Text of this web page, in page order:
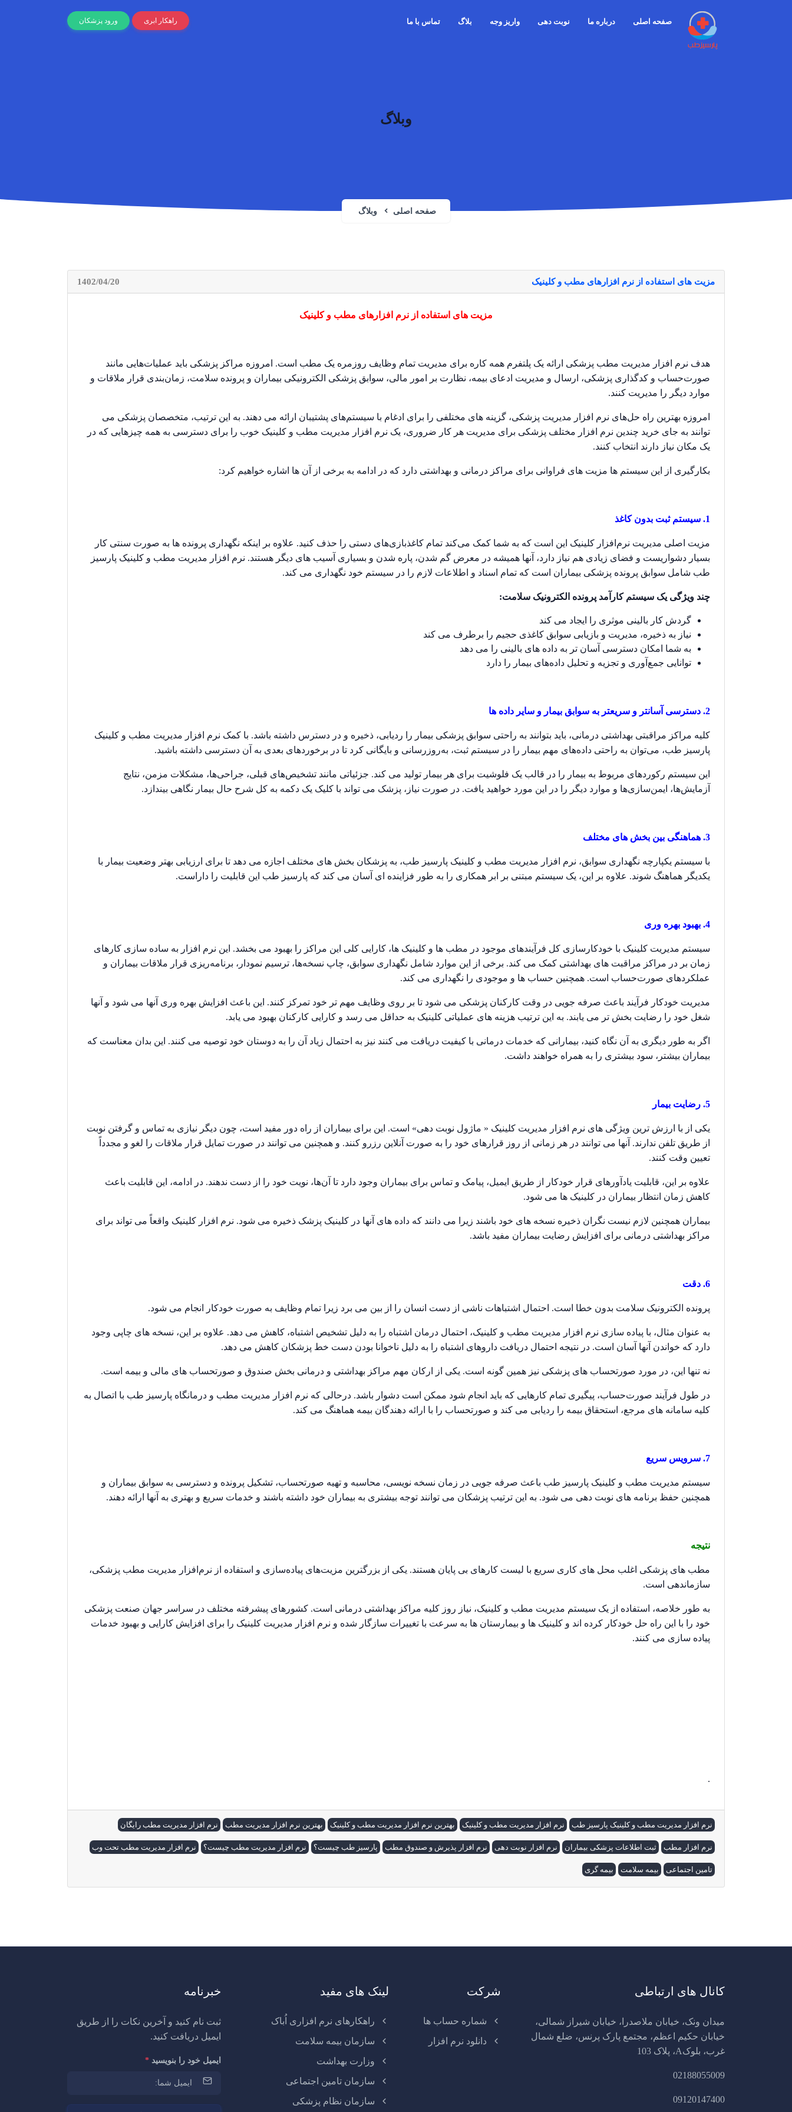
راهکار ابری ورود پزشکان صفحه اصلی درباره ما نوبت دهی واریز وجه بلاگ تماس با ما
وبلاگ
صفحه اصلی وبلاگ
مزیت های استفاده از نرم افزارهای مطب و کلینیک 1402/04/20
مزیت های استفاده از نرم افزارهای مطب و کلینیک
هدف نرم افزار مدیریت مطب پزشکی ارائه یک پلتفرم همه کاره برای مدیریت تمام وظایف روزمره یک مطب است. امروزه مراکز پزشکی باید عملیات‌هایی مانند
صورت‌حساب و کدگذاری پزشکی، ارسال و مدیریت ادعای بیمه، نظارت بر امور مالی، سوابق پزشکی الکترونیکی بیماران و پرونده سلامت، زمان‌بندی قرار ملاقات و
موارد دیگر را مدیریت کنند.
امروزه بهترین راه حل‌های نرم افزار مدیریت پزشکی، گزینه های مختلفی را برای ادغام با سیستم‌های پشتیبان ارائه می دهند. به این ترتیب، متخصصان پزشکی می
توانند به جای خرید چندین نرم افزار مختلف پزشکی برای مدیریت هر کار ضروری، یک نرم افزار مدیریت مطب و کلینیک خوب را برای دسترسی به همه چیزهایی که در
یک مکان نیاز دارند انتخاب کنند.
بکارگیری از این سیستم ها مزیت های فراوانی برای مراکز درمانی و بهداشتی دارد که در ادامه به برخی از آن ها اشاره خواهیم کرد:
1. سیستم ثبت بدون کاغذ
مزیت اصلی مدیریت نرم‌افزار کلینیک این است که به شما کمک می‌کند تمام کاغذبازی‌های دستی را حذف کنید. علاوه بر اینکه نگهداری پرونده ها به صورت سنتی کار
بسیار دشواریست و فضای زیادی هم نیاز دارد، آنها همیشه در معرض گم شدن، پاره شدن و بسیاری آسیب های دیگر هستند. نرم افزار مدیریت مطب و کلینیک پارسیز
طب شامل سوابق پرونده پزشکی بیماران است که تمام اسناد و اطلاعات لازم را در سیستم خود نگهداری می کند.
چند ویژگی یک سیستم کارآمد پرونده الکترونیک سلامت:
گردش کار بالینی موثری را ایجاد می کند
نیاز به ذخیره، مدیریت و بازیابی سوابق کاغذی حجیم را برطرف می کند
به شما امکان دسترسی آسان تر به داده های بالینی را می دهد
توانایی جمع‌آوری و تجزیه و تحلیل داده‌های بیمار را دارد
2. دسترسی آسانتر و سریعتر به سوابق بیمار و سایر داده ها
کلیه مراکز مراقبتی بهداشتی درمانی، باید بتوانند به راحتی سوابق پزشکی بیمار را ردیابی، ذخیره و در دسترس داشته باشد. با کمک نرم افزار مدیریت مطب و کلینیک
پارسیز طب، می‌توان به راحتی داده‌های مهم بیمار را در سیستم ثبت، به‌روزرسانی و بایگانی کرد تا در برخوردهای بعدی به آن دسترسی داشته باشید.
این سیستم رکوردهای مربوط به بیمار را در قالب یک فلوشیت برای هر بیمار تولید می کند. جزئیاتی مانند تشخیص‌های قبلی، جراحی‌ها، مشکلات مزمن، نتایج
آزمایش‌ها، ایمن‌سازی‌ها و موارد دیگر را در این مورد خواهید یافت. در صورت نیاز، پزشک می تواند با کلیک یک دکمه به کل شرح حال بیمار نگاهی بیندازد.
3. هماهنگی بین بخش های مختلف
با سیستم یکپارچه نگهداری سوابق، نرم افزار مدیریت مطب و کلینیک پارسیز طب، به پزشکان بخش های مختلف اجازه می دهد تا برای ارزیابی بهتر وضعیت بیمار با
یکدیگر هماهنگ شوند. علاوه بر این، یک سیستم مبتنی بر ابر همکاری را به طور فزاینده ای آسان می کند که پارسیز طب این قابلیت را داراست.
4. بهبود بهره وری
سیستم مدیریت کلینیک با خودکارسازی کل فرآیندهای موجود در مطب ها و کلینیک ها، کارایی کلی این مراکز را بهبود می بخشد. این نرم افزار به ساده سازی کارهای
زمان بر در مراکز مراقبت های بهداشتی کمک می کند. برخی از این موارد شامل نگهداری سوابق، چاپ نسخه‌ها، ترسیم نمودار، برنامه‌ریزی قرار ملاقات بیماران و
عملکردهای صورت‌حساب است. همچنین حساب ها و موجودی را نگهداری می کند.
مدیریت خودکار فرآیند باعث صرفه جویی در وقت کارکنان پزشکی می شود تا بر روی وظایف مهم تر خود تمرکز کنند. این باعث افزایش بهره وری آنها می شود و آنها
شغل خود را رضایت بخش تر می یابند. به این ترتیب هزینه های عملیاتی کلینیک به حداقل می رسد و کارایی کارکنان بهبود می یابد.
اگر به طور دیگری به آن نگاه کنید، بیمارانی که خدمات درمانی با کیفیت دریافت می کنند نیز به احتمال زیاد آن را به دوستان خود توصیه می کنند. این بدان معناست که
بیماران بیشتر، سود بیشتری را به همراه خواهند داشت.
5. رضایت بیمار
یکی از با ارزش ترین ویژگی های نرم افزار مدیریت کلینیک « ماژول نوبت دهی» است. این برای بیماران از راه دور مفید است، چون دیگر نیازی به تماس و گرفتن نوبت
از طریق تلفن ندارند. آنها می توانند در هر زمانی از روز قرارهای خود را به صورت آنلاین رزرو کنند. و همچنین می توانند در صورت تمایل قرار ملاقات را لغو و مجدداً
تعیین وقت کنند.
علاوه بر این، قابلیت یادآورهای قرار خودکار از طریق ایمیل، پیامک و تماس برای بیماران وجود دارد تا آن‌ها، نویت خود را از دست ندهند. در ادامه، این قابلیت باعث
کاهش زمان انتظار بیماران در کلینیک ها می شود.
بیماران همچنین لازم نیست نگران ذخیره نسخه های خود باشند زیرا می دانند که داده های آنها در کلینیک پزشک ذخیره می شود. نرم افزار کلینیک واقعاً می تواند برای
مراکز بهداشتی درمانی برای افزایش رضایت بیماران مفید باشد.
6. دقت
پرونده الکترونیک سلامت بدون خطا است. احتمال اشتباهات ناشی از دست انسان را از بین می برد زیرا تمام وظایف به صورت خودکار انجام می شود.
به عنوان مثال، با پیاده سازی نرم افزار مدیریت مطب و کلینیک، احتمال درمان اشتباه را به دلیل تشخیص اشتباه، کاهش می دهد. علاوه بر این، نسخه های چاپی وجود
دارد که خواندن آنها آسان است. در نتیجه احتمال دریافت داروهای اشتباه را به دلیل ناخوانا بودن دست خط پزشکان کاهش می دهد.
نه تنها این، در مورد صورتحساب های پزشکی نیز همین گونه است. یکی از ارکان مهم مراکز بهداشتی و درمانی بخش صندوق و صورتحساب های مالی و بیمه است.
در طول فرآیند صورت‌حساب، پیگیری تمام کارهایی که باید انجام شود ممکن است دشوار باشد. درحالی که نرم افزار مدیریت مطب و درمانگاه پارسیز طب با اتصال به
کلیه سامانه های مرجع، استحقاق بیمه را ردیابی می کند و صورتحساب را با ارائه دهندگان بیمه هماهنگ می کند.
7. سرویس سریع
سیستم مدیریت مطب و کلینیک پارسیز طب باعث صرفه جویی در زمان نسخه نویسی، محاسبه و تهیه صورتحساب، تشکیل پرونده و دسترسی به سوابق بیماران و
همچنین حفظ برنامه های نوبت دهی می شود. به این ترتیب پزشکان می توانند توجه بیشتری به بیماران خود داشته باشند و خدمات سریع و بهتری به آنها ارائه دهند.
نتیجه
مطب های پزشکی اغلب محل های کاری سریع با لیست کارهای بی پایان هستند. یکی از بزرگترین مزیت‌های پیاده‌سازی و استفاده از نرم‌افزار مدیریت مطب پزشکی،
سازماندهی است.
به طور خلاصه، استفاده از یک سیستم مدیریت مطب و کلینیک، نیاز روز کلیه مراکز بهداشتی درمانی است. کشورهای پیشرفته مختلف در سراسر جهان صنعت پزشکی
خود را با این راه حل خودکار کرده اند و کلینیک ها و بیمارستان ها به سرعت با تغییرات سازگار شده و نرم افزار مدیریت کلینیک را برای افزایش کارایی و بهبود خدمات
پیاده سازی می کنند.
.
نرم افزار مدیریت مطب و کلینیک پارسیز طب نرم افزار مدیریت مطب و کلینیک بهترین نرم افزار مدیریت مطب و کلینیک بهترین نرم افزار مدیریت مطب نرم افزار مدیریت مطب رایگان
نرم افزار مطب ثبت اطلاعات پزشکی بیماران نرم افزار نوبت دهی نرم افزار پذیرش و صندوق مطب پارسیز طب چیست؟ نرم افزار مدیریت مطب چیست؟ نرم افزار مدیریت مطب تحت وب
تامین اجتماعی بیمه سلامت بیمه گری
کانال های ارتباطی
میدان ونک، خیابان ملاصدرا، خیابان شیراز شمالی،
خیابان حکیم اعظم، مجتمع پارک پرنس، ضلع شمال
غرب، بلوکA، پلاک 103
02188055009
09120147400
شرکت
شماره حساب ها
دانلود نرم افزار
لینک های مفید
راهکارهای نرم افزاری اُباک
سازمان بیمه سلامت
وزارت بهداشت
سازمان تامین اجتماعی
سازمان نظام پزشکی
خبرنامه
ثبت نام کنید و آخرین نکات را از طریق
ایمیل دریافت کنید.
ایمیل خود را بنویسید *